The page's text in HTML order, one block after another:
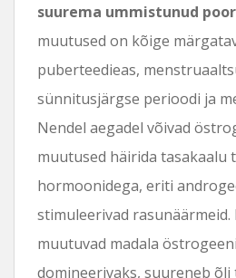
suurema ummistunud
muutused on kõige
puberteedieas,
sünnitusjärgse perioodi ja
Nendel aegadel võivad
muutused häirida tasakaalu
hormoonidega, eriti
stimuleerivad rasunäärmeid.
muutuvad madala
domineerivaks, suureneb õli